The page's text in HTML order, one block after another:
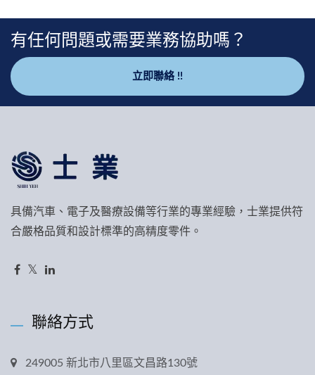
有任何問題或需要業務協助嗎？
立即聯絡 !!
具備汽車、電子及醫療設備等行業的專業經驗，士業提供符
合嚴格品質和設計標準的高精度零件。
聯絡方式
249005 新北市八里區文昌路130號